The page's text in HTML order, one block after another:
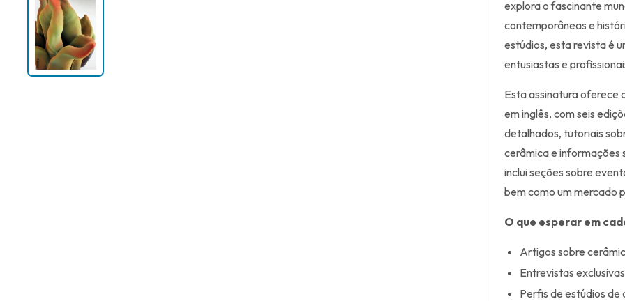
explora o fascinante
contemporâneas e
estúdios, esta revista é
entusiastas e
Esta assinatura oferece
em inglês, com seis
detalhados, tutoriais
cerâmica e informações
inclui seções sobre
bem como um mercado
O que esperar em
Artigos sobre
Entrevistas
Perfis de estúdios